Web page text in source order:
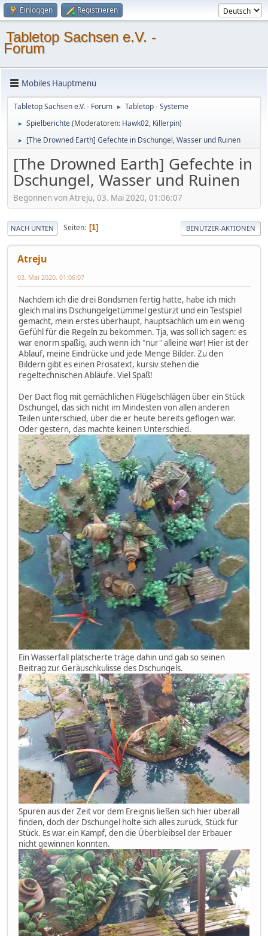
Einloggen Registrieren
Tabletop Sachsen e.V. -
Forum
Mobiles Hauptmenü
Tabletop Sachsen e.V. - Forum ► Tabletop - Systeme
► Spielberichte(Moderatoren: Hawk02, Killerpin)
► [The Drowned Earth] Gefechte in Dschungel, Wasser und Ruinen
[The Drowned Earth] Gefechte in
Dschungel, Wasser und Ruinen
Begonnen von Atreju, 03. Mai 2020, 01:06:07
NACH UNTEN Seiten 1 BENUTZER-AKTIONEN
Atreju
03. Mai 2020, 01:06:07
Nachdem ich die drei Bondsmen fertig hatte, habe ich mich
gleich mal ins Dschungelgetümmel gestürzt und ein Testspiel
gemacht, mein erstes überhaupt, hauptsächlich um ein wenig
Gefühl für die Regeln zu bekommen. Tja, was soll ich sagen: es
war enorm spaßig, auch wenn ich "nur" alleine war! Hier ist der
Ablauf, meine Eindrücke und jede Menge Bilder. Zu den
Bildern gibt es einen Prosatext, kursiv stehen die
regeltechnischen Abläufe. Viel Spaß!
Der Dact flog mit gemächlichen Flügelschlägen über ein Stück
Dschungel, das sich nicht im Mindesten von allen anderen
Teilen unterschied, über die er heute bereits geflogen war.
Oder gestern, das machte keinen Unterschied.
Ein Wasserfall plätscherte träge dahin und gab so seinen
Beitrag zur Geräuschkulisse des Dschungels.
Spuren aus der Zeit vor dem Ereignis ließen sich hier überall
finden, doch der Dschungel holte sich alles zurück, Stück für
Stück. Es war ein Kampf, den die Überbleibsel der Erbauer
nicht gewinnen konnten.